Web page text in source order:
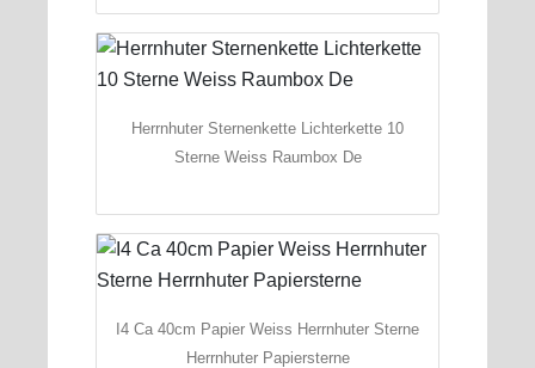
Herrnhuter Sternenkette Lichterkette 10
Sterne Weiss Raumbox De
I4 Ca 40cm Papier Weiss Herrnhuter Sterne
Herrnhuter Papiersterne